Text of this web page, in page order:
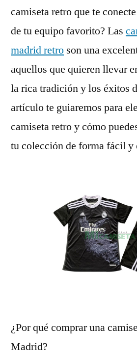
camiseta retro que te
de tu equipo favorito? Las
madrid retro son una
aquellos que quieren llevar
la rica tradición y los éxitos
artículo te guiaremos para
camiseta retro y cómo
tu colección de forma fácil y
¿Por qué comprar una
Madrid?